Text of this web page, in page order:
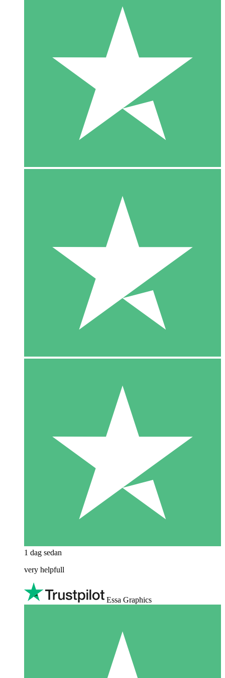
1 dag sedan
very helpfull
Essa Graphics